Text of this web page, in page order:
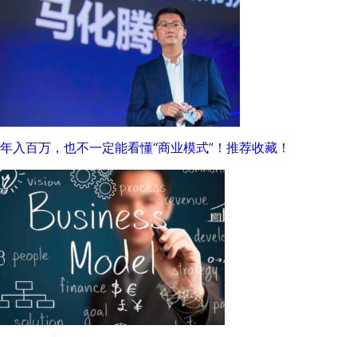
年入百万，也不一定能看懂“商业模式”！推荐收藏！